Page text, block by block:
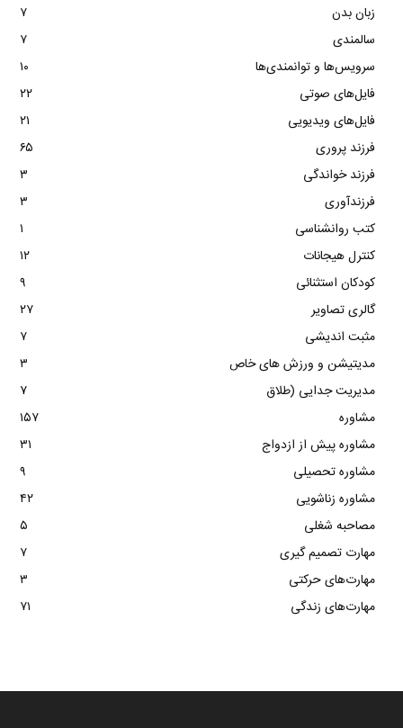
زبان بدن
۷
سالمندی
۷
سرویس‌ها و توانمندی‌ها
۱۰
فایل‌های صوتی
۲۲
فایل‌های ویدیویی
۲۱
فرزند پروری
۶۵
فرزند خواندگی
۳
فرزندآوری
۳
کتب روانشناسی
۱
کنترل هیجانات
۱۲
کودکان استثنائی
۹
گالری تصاویر
۲۷
مثبت اندیشی
۷
مدیتیشن و ورزش های خاص
۳
مدیریت جدایی (طلاق
۷
مشاوره
۱۵۷
مشاوره پیش از ازدواج
۳۱
مشاوره تحصیلی
۹
مشاوره زناشویی
۴۲
مصاحبه شغلی
۵
مهارت تصمیم گیری
۷
مهارت‌های حرکتی
۳
مهارت‌های زندگی
۷۱